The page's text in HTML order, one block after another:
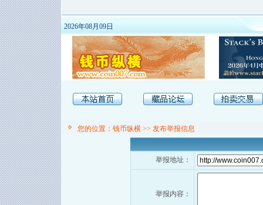
2026年08月09日
您的位置：钱币纵横 >> 发布举报信息
举报地址：
举报内容：